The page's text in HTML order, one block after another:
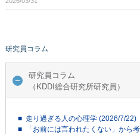
研究員コラム
研究員コラム
（KDDI総合研究所研究員）
■ 走り過ぎる人の心理学 (2026/7/22)
■ 「お前には言われたくない」から